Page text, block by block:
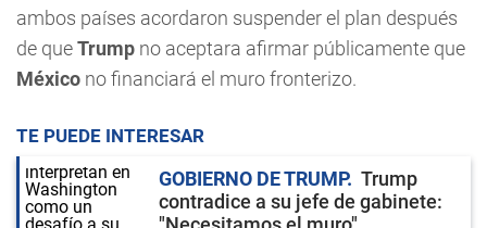
ambos países acordaron suspender el plan después
de queTrump no aceptara afirmar públicamente que
México no financiará el muro fronterizo.
TE PUEDE INTERESAR
GOBIERNO DE TRUMP
Trump
contradice a su jefe de gabinete: